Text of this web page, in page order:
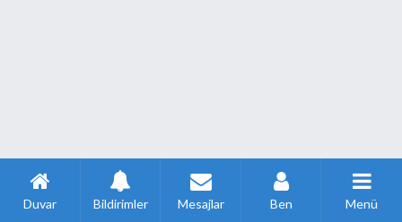
Duvar Bildirimler Mesajlar Ben Menü